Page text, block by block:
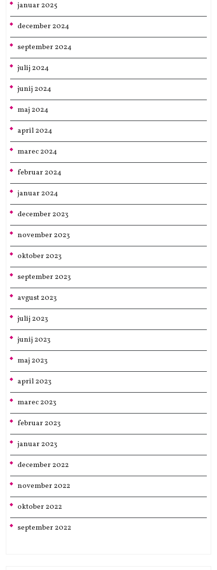
januar 2025
december 2024
september 2024
julij 2024
junij 2024
maj 2024
april 2024
marec 2024
februar 2024
januar 2024
december 2023
november 2023
oktober 2023
september 2023
avgust 2023
julij 2023
junij 2023
maj 2023
april 2023
marec 2023
februar 2023
januar 2023
december 2022
november 2022
oktober 2022
september 2022